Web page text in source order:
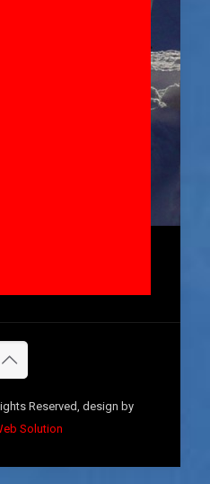
Reserved, design by
Solution